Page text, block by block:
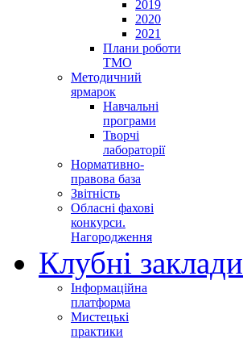
2019
2020
2021
Плани роботи
ТМО
Методичний
ярмарок
Навчальні
програми
Творчі
лабораторії
Нормативно-
правова база
Звітність
Обласні фахові
конкурси.
Нагородження
Клубні заклади
Інформаційна
платформа
Мистецькі
практики